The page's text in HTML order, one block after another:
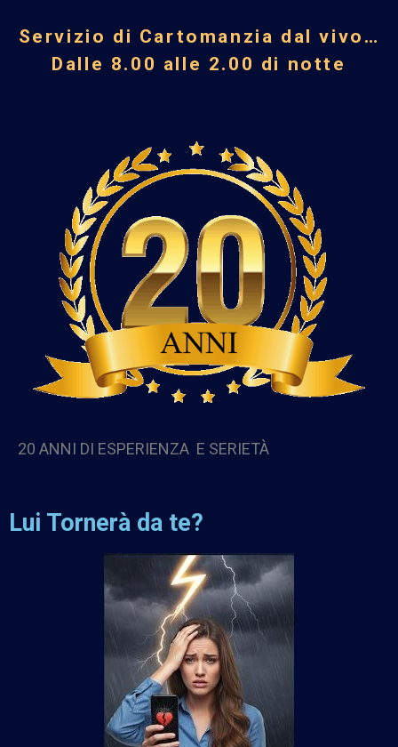
Servizio di Cartomanzia dal vivo…
Dalle 8.00 alle 2.00 di notte
20 ANNI DI ESPERIENZA E SERIETÀ
Lui Tornerà da te?